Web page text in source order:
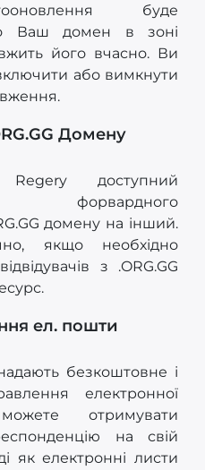
буде
Ваш домен в зоні
його вчасно. Ви
або вимкнути
Домену
доступний
форвардного
домену на інший.
якщо необхідно
з .ORG.GG
ел. пошти
безкоштовне і
електронної
отримувати
на свій
як електронні листи